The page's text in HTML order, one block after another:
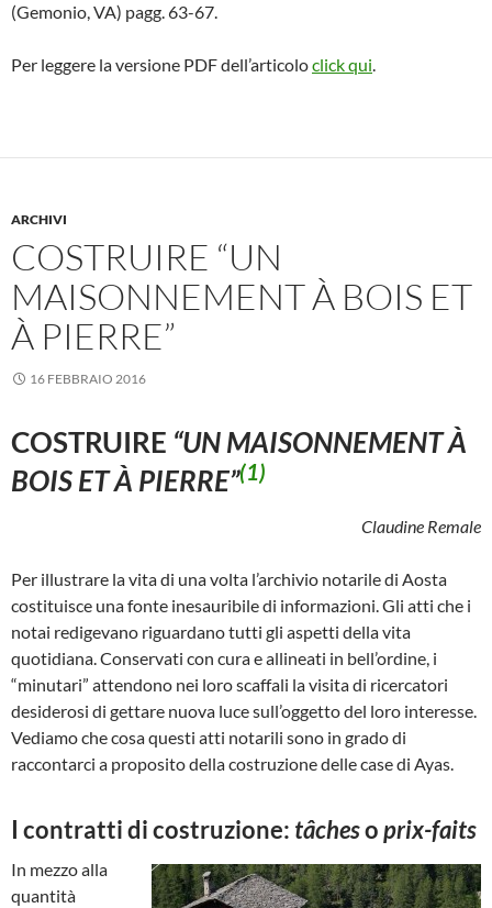
(Gemonio, VA) pagg. 63-67.
Per leggere la versione PDF dell’articoloclick qui.
ARCHIVI
COSTRUIRE “UN
MAISONNEMENT À BOIS ET
À PIERRE”
16 FEBBRAIO 2016
COSTRUIRE “UN MAISONNEMENT À
BOIS ET À PIERRE”(1)
Claudine Remale
Per illustrare la vita di una volta l’archivio notarile di Aosta
costituisce una fonte inesauribile di informazioni. Gli atti che i
notai redigevano riguardano tutti gli aspetti della vita
quotidiana. Conservati con cura e allineati in bell’ordine, i
“minutari” attendono nei loro scaffali la visita di ricercatori
desiderosi di gettare nuova luce sull’oggetto del loro interesse.
Vediamo che cosa questi atti notarili sono in grado di
raccontarci a proposito della costruzione delle case di Ayas.
I contratti di costruzione: tâchesoprix-faits
In mezzo alla
quantità